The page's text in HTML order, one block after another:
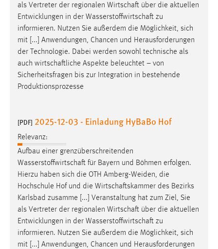
als Vertreter der regionalen Wirtschaft über die aktuellen
Entwicklungen in der Wasserstoffwirtschaft zu
informieren. Nutzen Sie außerdem die Möglichkeit, sich
mit [...] Anwendungen, Chancen und Herausforderungen
der Technologie. Dabei werden sowohl technische als
auch wirtschaftliche Aspekte beleuchtet – von
Sicherheitsfragen bis zur Integration in bestehende
Produktionsprozesse
[PDF] 2025-12-03 - Einladung HyBaBo Hof
Relevanz:
Aufbau einer grenzüberschreitenden
Wasserstoffwirtschaft für Bayern und Böhmen erfolgen.
Hierzu haben sich die OTH Amberg-Weiden, die
Hochschule Hof und die Wirtschaftskammer des Bezirks
Karlsbad zusamme [...] Veranstaltung hat zum Ziel, Sie
als Vertreter der regionalen Wirtschaft über die aktuellen
Entwicklungen in der Wasserstoffwirtschaft zu
informieren. Nutzen Sie außerdem die Möglichkeit, sich
mit [...] Anwendungen, Chancen und Herausforderungen